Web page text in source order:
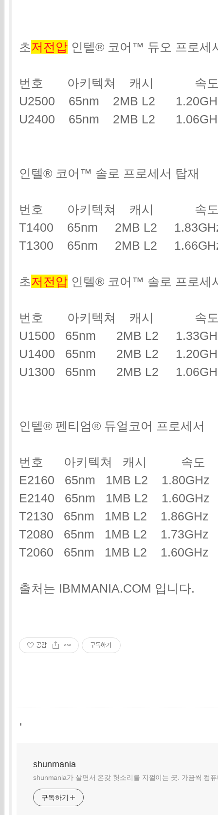
초저전압 인텔® 코어™ 듀오 프로세
번호 아키텍쳐 캐시 속도
U2500 65nm 2MB L2
U2400 65nm 2MB L2
인텔® 코어™ 솔로 프로세서 탑재
번호 아키텍쳐 캐시 속도
T1400 65nm 2MB L2
T1300 65nm 2MB L2
초저전압 인텔® 코어™ 솔로 프로세
번호 아키텍쳐 캐시 속도
U1500 65nm 2MB L2
U1400 65nm 2MB L2
U1300 65nm 2MB L2
인텔® 펜티엄® 듀얼코어 프로세서
번호 아키텍쳐 캐시 속도
E2160 65nm 1MB L2
E2140 65nm 1MB L2
T2130 65nm 1MB L2
T2080 65nm 1MB L2
T2060 65nm 1MB L2 1.60GHz
출처는 IBMMANIA.COM 입니다.
공감 구독하기
,
shunmania
shunmania가 살면서 온갖 헛소리를 지껄이는 곳. 가끔씩 컴
구독하기